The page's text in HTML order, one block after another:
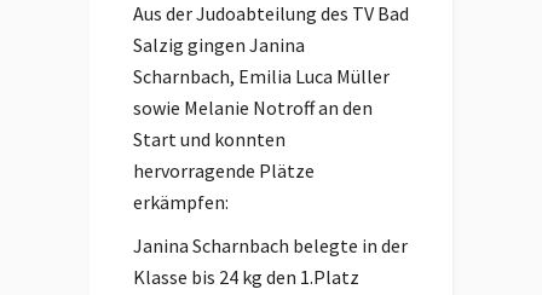
Aus der Judoabteilung des TV Bad
Salzig gingen Janina
Scharnbach, Emilia Luca Müller
sowie Melanie Notroff an den
Start und konnten
hervorragende Plätze
erkämpfen:
Janina Scharnbach belegte in der
Klasse bis 24 kg den 1.Platz